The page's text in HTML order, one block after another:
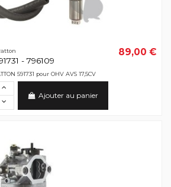
- 796109
89,00 €
591731 pour OHV AVS 17,5CV
Ajouter au panier